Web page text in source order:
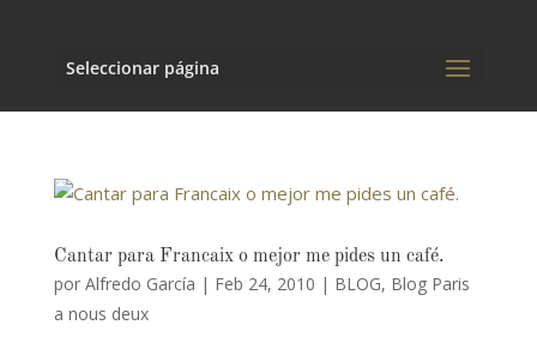
Seleccionar página
Cantar para Francaix o mejor me pides un café.
por Alfredo García | Feb 24, 2010 | BLOG, Blog Paris
a nous deux